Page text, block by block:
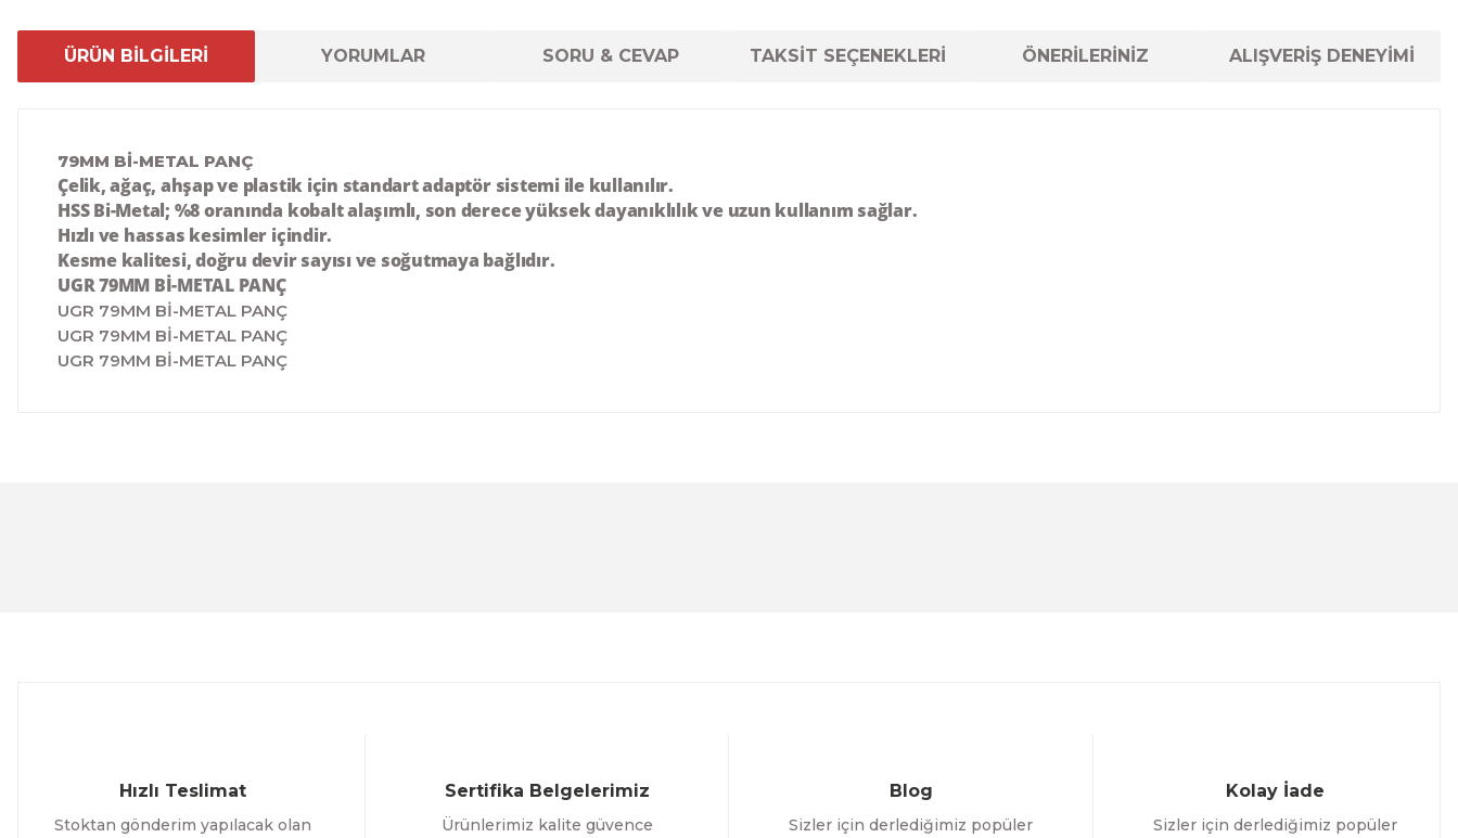
ÜRÜN BİLGİLERİ YORUMLAR SORU & CEVAP TAKSİT SEÇENEKLERİ ÖNERİLERİNİZ ALIŞVERİŞ DENEYİMİ
79MM Bİ-METAL PANÇ
Çelik, ağaç, ahşap ve plastik için standart adaptör sistemi ile kullanılır.
HSS Bi-Metal; %8 oranında kobalt alaşımlı, son derece yüksek dayanıklılık ve uzun kullanım sağlar.
Hızlı ve hassas kesimler içindir.
Kesme kalitesi, doğru devir sayısı ve soğutmaya bağlıdır.
UGR 79MM Bİ-METAL PANÇ
UGR 79MM Bİ-METAL PANÇ
UGR 79MM Bİ-METAL PANÇ
UGR 79MM Bİ-METAL PANÇ
Hızlı Teslimat
Stoktan gönderim yapılacak olan
Sertifika Belgelerimiz
Ürünlerimiz kalite güvence
Blog
Sizler için derlediğimiz popüler
Kolay İade
Sizler için derlediğimiz popüler